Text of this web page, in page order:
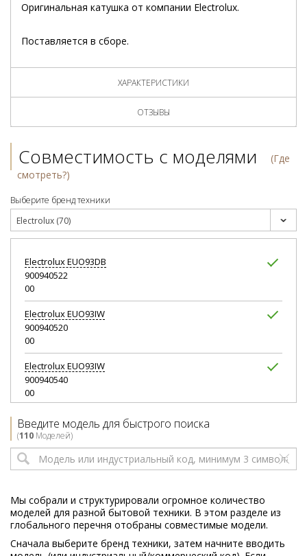
Оригинальная катушка от компании Electrolux.
Поставляется в сборе.
ХАРАКТЕРИСТИКИ
ОТЗЫВЫ
Совместимость с моделями
(Где
смотреть?)
Выберите бренд техники
Electrolux (70)
ElectroluxEUO93DB
900940522
00
ElectroluxEUO93IW
900940520
00
ElectroluxEUO93IW
900940540
00
900940524
00
ElectroluxEUO95BR
00
ElectroluxEUO95CB
00
Введите модель для быстрого поиска
(110 Моделей)
Мы собрали и структурировали огромное количество
моделей для разной бытовой техники. В этом разделе из
глобального перечня отобраны совместимые модели.
Сначала выберите бренд техники, затем начните вводить